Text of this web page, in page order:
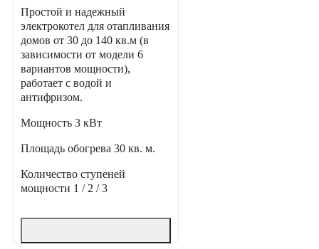
Простой и надежный
электрокотел для отапливания
домов от 30 до 140 кв.м (в
зависимости от модели 6
вариантов мощности),
работает с водой и
антифризом.
Мощность 3 кВт
Площадь обогрева 30 кв. м.
Количество ступеней
мощности 1 / 2 / 3